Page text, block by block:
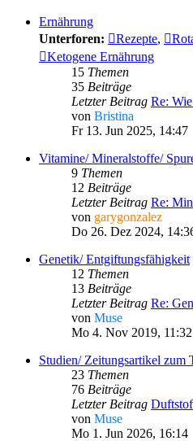
Ernährung
Unterforen:
Rezepte,
Ketogene Ernährung
15 Themen
35 Beiträge
Letzter Beitrag Re:
von Bristina
Fr 13. Jun 2025, 14:47
Vitamine/ Mineralstoffe/
9 Themen
12 Beiträge
Letzter Beitrag Re:
von garygonzalez
Do 26. Dez 2024,
Genetik/ Entgiftungsfähigkeit
12 Themen
13 Beiträge
Letzter Beitrag Re:
von Muse
Mo 4. Nov 2019, 11:32
Studien/ Zeitungsartikel zum
23 Themen
76 Beiträge
Letzter Beitrag
von Muse
Mo 1. Jun 2026, 16:14